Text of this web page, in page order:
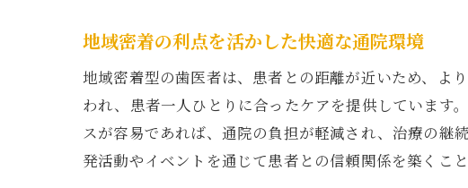
口コミ
患
口
評
リ
地域密着の利点を活かした快適な通院環境
地域密着型の歯医者は、患者との距離が近いため、よ
われ、患者一人ひとりに合ったケアを提供しています
スが容易であれば、通院の負担が軽減され、治療の継
発活動やイベントを通じて患者との信頼関係を築くこ